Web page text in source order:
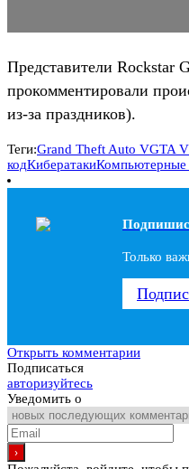
Представители Rockstar
прокомментировали
из-за праздников).
Теги:Grand Theft Auto VGTA V
кодКибератакиКомпьютерные
Только
Открыть комментарии
Подписаться
авторизуйтесь
Уведомить о